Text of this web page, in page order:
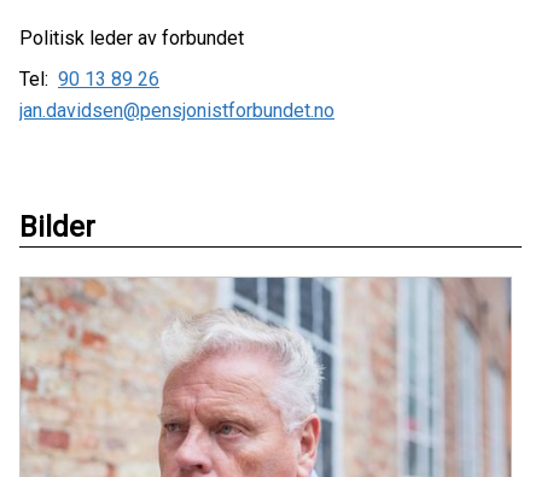
Politisk leder av forbundet
Tel: 90 13 89 26
jan.davidsen@pensjonistforbundet.no
Bilder